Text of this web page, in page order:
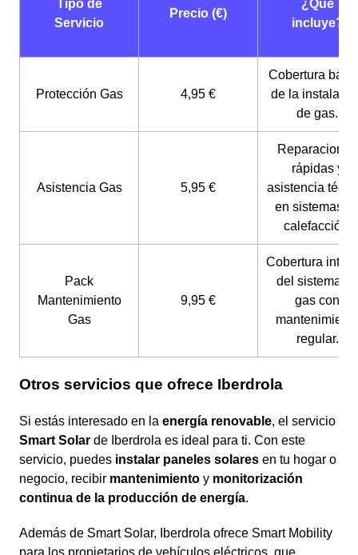
Tipo de
Servicio
Precio (€)
¿Qué
incluye?
Protección Gas 4,95 €
Cobertura
de la
de gas.
Asistencia Gas 5,95 €
Reparaciones
rápidas y
asistencia
en sistemas
calefacción.
Pack
Mantenimiento
Gas
9,95 €
Cobertura
del sistema de
gas con
regular.
Otros servicios que ofrece Iberdrola
Si estás interesado en la energía renovable, el servicio
Smart Solar de Iberdrola es ideal para ti. Con este
servicio, puedes instalar paneles solares en tu hogar o
negocio, recibir mantenimiento y monitorización
continua de la producción de energía.
Además de Smart Solar, Iberdrola ofrece Smart Mobility
para los propietarios de vehículos eléctricos, que